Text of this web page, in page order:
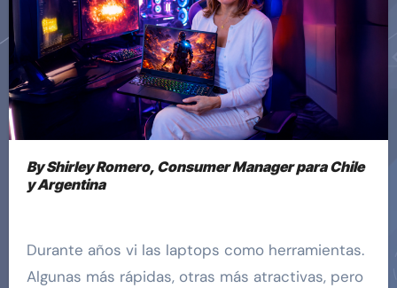
By Shirley Romero, Consumer Manager para Chile
y Argentina
Durante años vi las laptops como herramientas.
Algunas más rápidas, otras más atractivas, pero